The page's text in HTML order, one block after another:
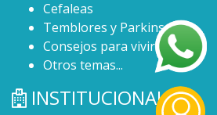
Cefaleas
Temblores y Parkinson
Consejos para vivir mejor
Otros temas...
INSTITUCIONAL